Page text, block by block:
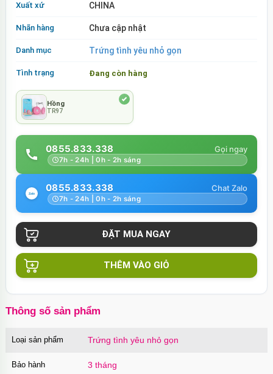
Xuất xứ CHINA
Nhãn hàng Chưa cập nhật
Danh mục Trứng tình yêu nhỏ gọn
Tình trạng Đang còn hàng
Hồng
TR97
0855.833.338
7h - 24h | 0h - 2h sáng
0855.833.338
7h - 24h | 0h - 2h sáng
THÊM VÀO GIỎ
Thông số sản phẩm
Loại sản phẩm Trứng tình yêu nhỏ gọn
Bảo hành 3 tháng